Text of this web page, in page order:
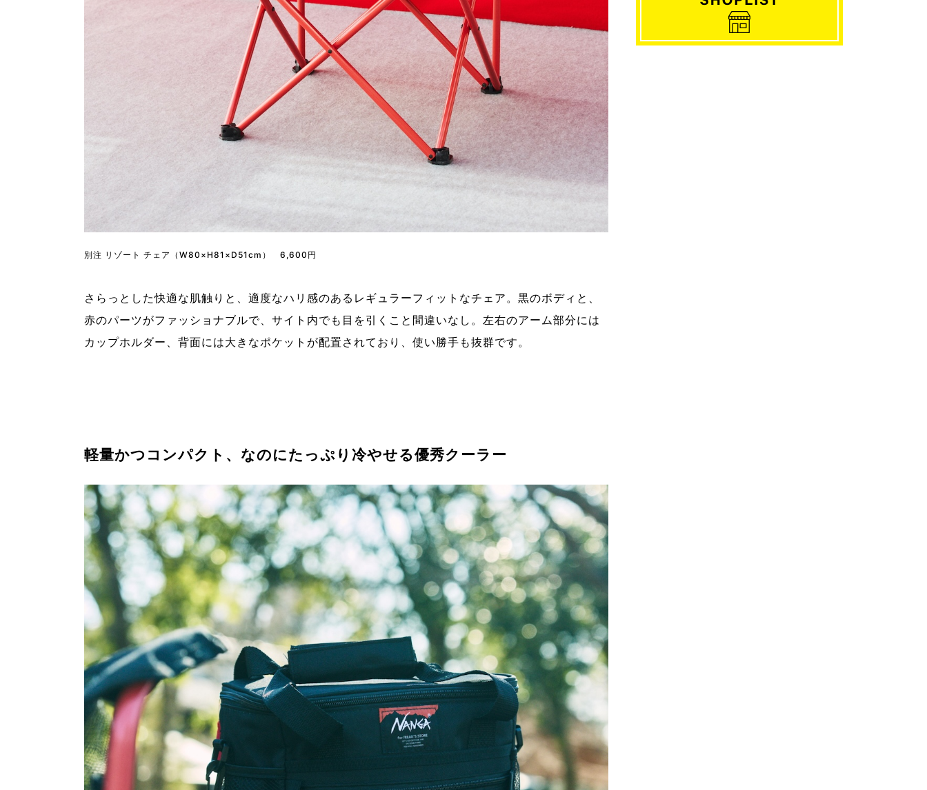
別注 リゾート チェア（W80×H81×D51cm） 6,600円
さらっとした快適な肌触りと、適度なハリ感のあるレギュラーフィットなチェア。黒のボディと、
赤のパーツがファッショナブルで、サイト内でも目を引くこと間違いなし。左右のアーム部分には
カップホルダー、背面には大きなポケットが配置されており、使い勝手も抜群です。
軽量かつコンパクト、なのにたっぷり冷やせる優秀クーラー